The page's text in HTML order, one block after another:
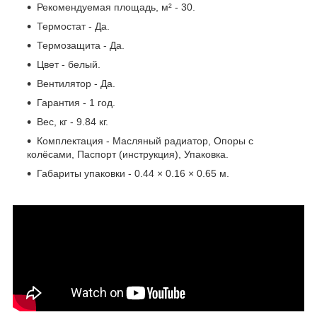
Рекомендуемая площадь, м² - 30.
Термостат - Да.
Термозащита - Да.
Цвет - белый.
Вентилятор - Да.
Гарантия - 1 год.
Вес, кг - 9.84 кг.
Комплектация - Масляный радиатор, Опоры с
колёсами, Паспорт (инструкция), Упаковка.
Габариты упаковки - 0.44 × 0.16 × 0.65 м.